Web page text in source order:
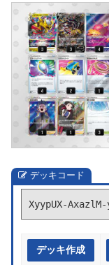
デッキコード
XyypUX-AxazlM-
デッキ作成